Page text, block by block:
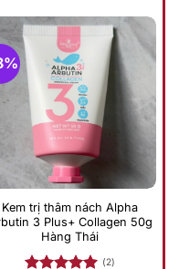
Kem trị thâm nách Alpha
3 Plus+ Collagen 50g
Hàng Thái
(2)